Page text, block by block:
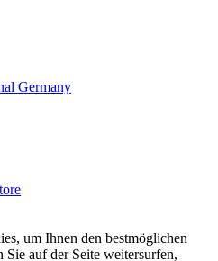
um Ihnen den bestmöglichen
Sie auf der Seite weitersurfen,